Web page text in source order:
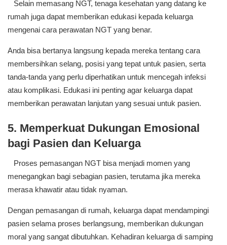
Selain memasang NGT, tenaga kesehatan yang datang ke
rumah juga dapat memberikan edukasi kepada keluarga
mengenai cara perawatan NGT yang benar.
Anda bisa bertanya langsung kepada mereka tentang cara
membersihkan selang, posisi yang tepat untuk pasien, serta
tanda-tanda yang perlu diperhatikan untuk mencegah infeksi
atau komplikasi. Edukasi ini penting agar keluarga dapat
memberikan perawatan lanjutan yang sesuai untuk pasien.
5. Memperkuat Dukungan Emosional
bagi Pasien dan Keluarga
Proses pemasangan NGT bisa menjadi momen yang
menegangkan bagi sebagian pasien, terutama jika mereka
merasa khawatir atau tidak nyaman.
Dengan pemasangan di rumah, keluarga dapat mendampingi
pasien selama proses berlangsung, memberikan dukungan
moral yang sangat dibutuhkan. Kehadiran keluarga di samping